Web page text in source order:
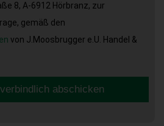
8, A-6912 Hörbranz, zur
gemäß den
von J.Moosbrugger e.U. Handel &
abschicken